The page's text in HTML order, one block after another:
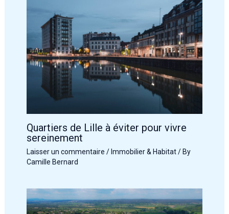
Quartiers de Lille à éviter pour vivre
sereinement
Laisser un commentaire / Immobilier & Habitat/ By
Camille Bernard